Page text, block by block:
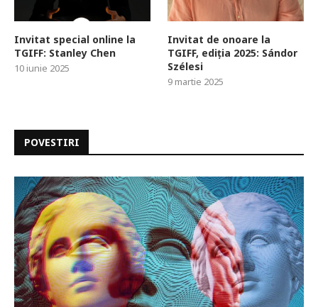
Invitat special online la
TGIFF: Stanley Chen
10 iunie 2025
Invitat de onoare la
TGIFF, ediția 2025: Sándor
Szélesi
9 martie 2025
POVESTIRI